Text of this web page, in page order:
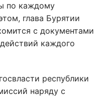
по каждому
глава Бурятии
с документами
каждого
республики
наряду с